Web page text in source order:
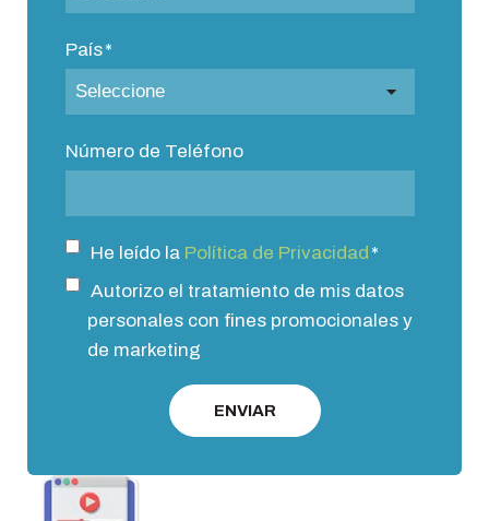
País*
Número de Teléfono
He leído la Política de Privacidad *
Autorizo el tratamiento de mis datos
personales con fines promocionales y
de marketing